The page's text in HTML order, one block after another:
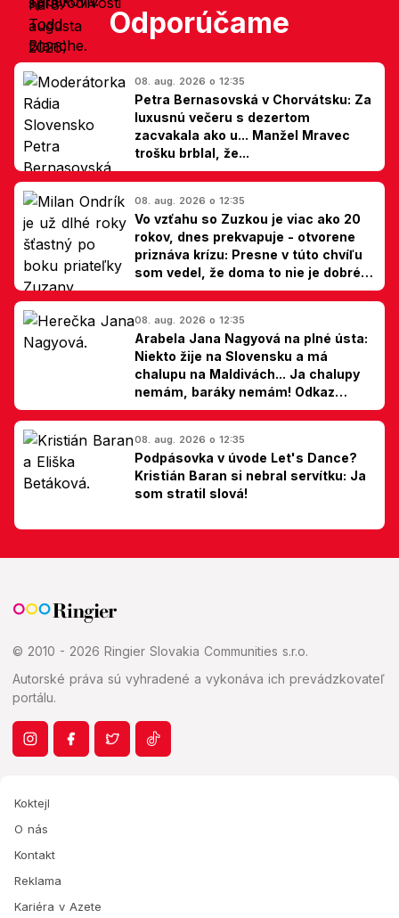
Odporúčame
08. aug. 2026 o 12:35
Petra Bernasovská v Chorvátsku: Za
luxusnú večeru s dezertom
zacvakala ako u... Manžel Mravec
trošku brblal, že...
08. aug. 2026 o 12:35
Vo vzťahu so Zuzkou je viac ako 20
rokov, dnes prekvapuje - otvorene
priznáva krízu: Presne v túto chvíľu
som vedel, že doma to nie je dobré,
hovorí Milan Ondrík
08. aug. 2026 o 12:35
Arabela Jana Nagyová na plné ústa:
Niekto žije na Slovensku a má
chalupu na Maldivách... Ja chalupy
nemám, baráky nemám! Odkaz
Slovákom
08. aug. 2026 o 12:35
Podpásovka v úvode Let's Dance?
Kristián Baran si nebral servítku: Ja
som stratil slová!
© 2010 - 2026 Ringier Slovakia Communities s.r.o.
Autorské práva sú vyhradené a vykonáva ich prevádzkovateľ
portálu.
Koktejl
O nás
Kontakt
Reklama
Kariéra v Azete